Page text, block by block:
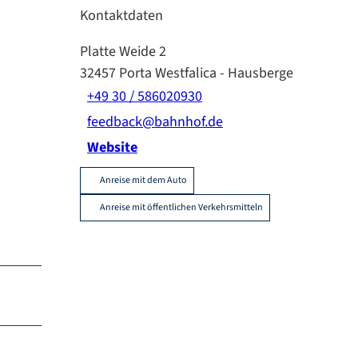
Kontaktdaten
Platte Weide 2
32457 Porta Westfalica - Hausberge
+49 30 / 586020930
feedback@bahnhof.de
Website
Anreise mit dem Auto
Anreise mit öffentlichen Verkehrsmitteln